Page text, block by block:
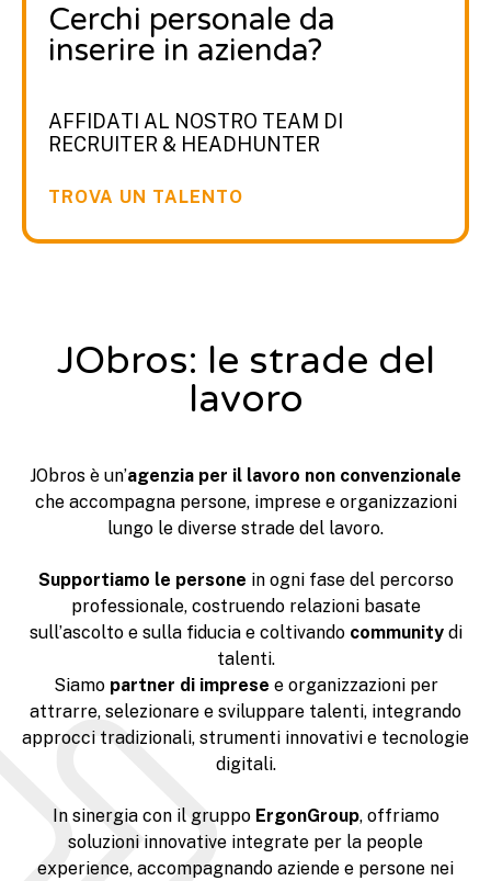
Cerchi personale da
inserire in azienda?
AFFIDATI AL NOSTRO TEAM DI
RECRUITER & HEADHUNTER
TROVA UN TALENTO
JObros: le strade del
lavoro
JObros è un’agenzia per il lavoro non convenzionale
che accompagna persone, imprese e organizzazioni
lungo le diverse strade del lavoro.
Supportiamo le persone in ogni fase del percorso
professionale, costruendo relazioni basate
sull’ascolto e sulla fiducia e coltivando community di
talenti.
Siamo partner di imprese e organizzazioni per
attrarre, selezionare e sviluppare talenti, integrando
approcci tradizionali, strumenti innovativi e tecnologie
digitali.
In sinergia con il gruppo ErgonGroup, offriamo
soluzioni innovative integrate per la people
experience, accompagnando aziende e persone nei